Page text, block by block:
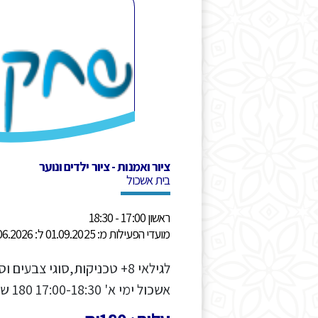
ציור ואמנות - ציור ילדים ונוער
בית אשכול
ראשון 17:00 - 18:30
מועדי הפעילות מ: 01.09.2025 ל: 30.06.2026
לגילאי 8+ טכניקות,סוגי
אשכול ימי א' 17:00-18:30 180 ש"ח לחודש